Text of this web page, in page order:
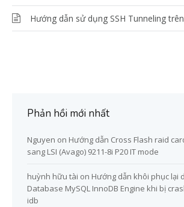
Hướng dẫn sử dụng SSH Tunneling
Phản hồi mới nhất
Nguyen on Hướng dẫn Cross Flash raid
sang LSI (Avago) 9211-8i P20 IT mode
huỳnh hữu tài on Hướng dẫn khôi phục lại
Database MySQL InnoDB Engine khi bị
idb